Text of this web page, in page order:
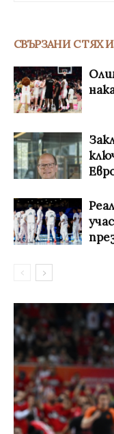
СВЪРЗАНИ С ТЯХ